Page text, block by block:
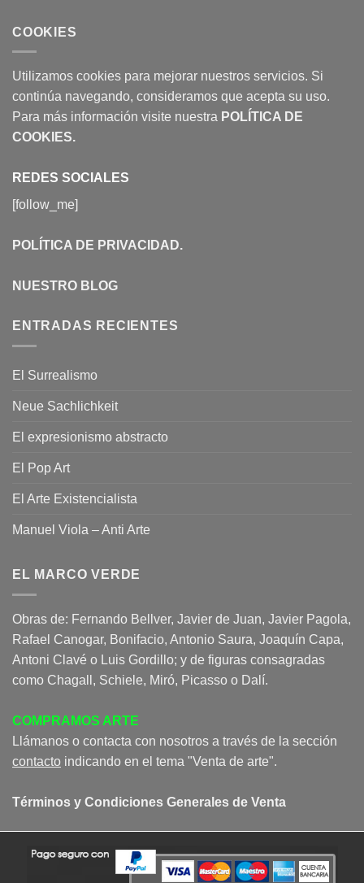
COOKIES
Utilizamos cookies para mejorar nuestros servicios. Si
continúa navegando, consideramos que acepta su uso.
Para más información visite nuestra POLÍTICA DE
COOKIES.
REDES SOCIALES
[follow_me]
POLÍTICA DE PRIVACIDAD.
NUESTRO BLOG
ENTRADAS RECIENTES
El Surrealismo
Neue Sachlichkeit
El expresionismo abstracto
El Pop Art
El Arte Existencialista
Manuel Viola – Anti Arte
EL MARCO VERDE
Obras de: Fernando Bellver, Javier de Juan, Javier Pagola,
Rafael Canogar, Bonifacio, Antonio Saura, Joaquín Capa,
Antoni Clavé o Luis Gordillo; y de figuras consagradas
como Chagall, Schiele, Miró, Picasso o Dalí.
COMPRAMOS ARTE
Llámanos o contacta con nosotros a través de la sección
contacto indicando en el tema "Venta de arte".
Términos y Condiciones Generales de Venta